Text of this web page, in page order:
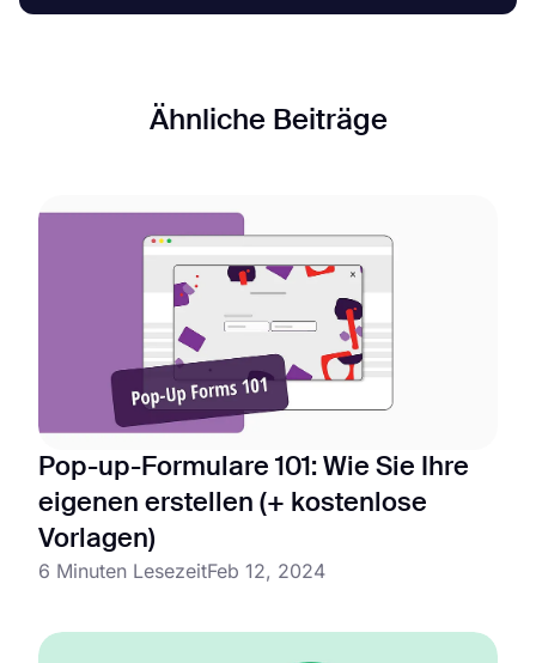
Ähnliche Beiträge
Pop-up-Formulare 101: Wie Sie Ihre
eigenen erstellen (+ kostenlose
Vorlagen)
6 Minuten LesezeitFeb 12, 2024